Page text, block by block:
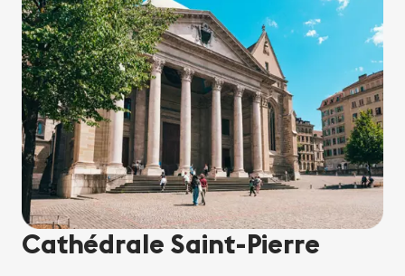
Cathédrale Saint-Pierre